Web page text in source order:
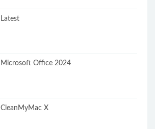
Latest
Microsoft Office 2024
CleanMyMac X